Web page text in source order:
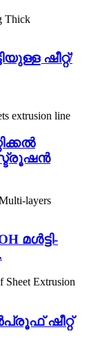
ഷീറ്റ്/
മൾട്ടി-
ഷീറ്റ്